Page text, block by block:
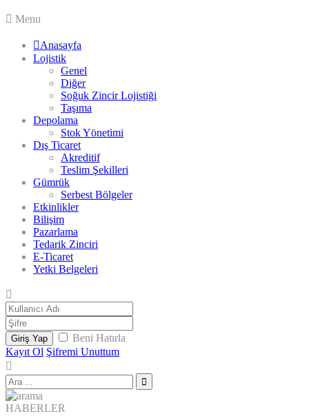
Menu
Anasayfa
Lojistik
Genel
Diğer
Soğuk Zincir Lojistiği
Taşıma
Depolama
Stok Yönetimi
Dış Ticaret
Akreditif
Teslim Şekilleri
Gümrük
Serbest Bölgeler
Etkinlikler
Bilişim
Pazarlama
Tedarik Zinciri
E-Ticaret
Yetki Belgeleri
Giriş Yap
Beni Hatırla
Kayıt Ol Şifremi Unuttum
HABERLER